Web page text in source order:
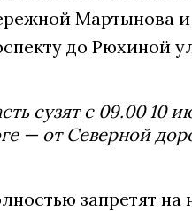
Мартынова
до Рюхиной
сузят с 09.00 10
— от Северной
запретят на